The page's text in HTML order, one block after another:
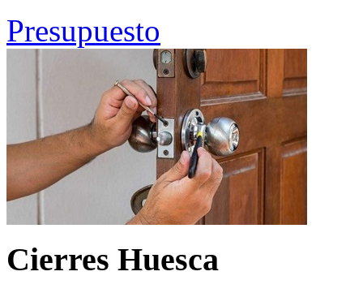
Presupuesto
Cierres Huesca